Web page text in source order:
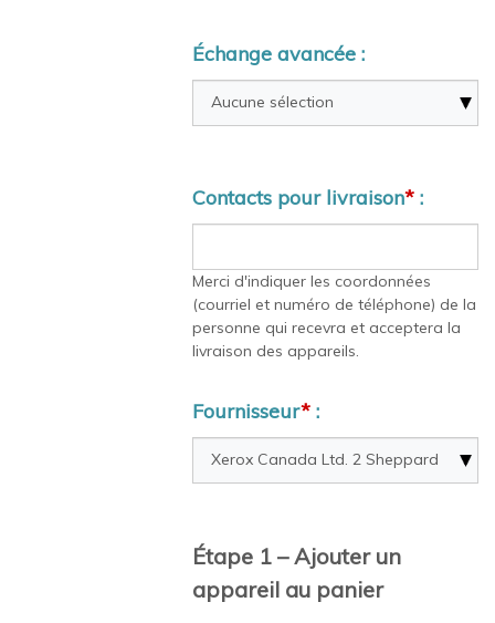
Échange avancée :
Contacts pour livraison* :
Merci d'indiquer les coordonnées
(courriel et numéro de téléphone) de la
personne qui recevra et acceptera la
livraison des appareils.
Fournisseur* :
Étape 1 – Ajouter un
appareil au panier